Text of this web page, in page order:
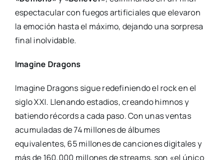
espectacular con fuegos artificiales que elevaron
la emoción hasta el máximo, dejando una sorpresa
final inolvidable.
Imagine Dragons
Imagine Dragons sigue redefiniendo el rock en el
siglo XXI. Llenando estadios, creando himnos y
batiendo récords a cada paso. Con unas ventas
acumuladas de 74 millones de álbumes
equivalentes, 65 millones de canciones digitales y
más de 160.000 millones de streams, son «el único